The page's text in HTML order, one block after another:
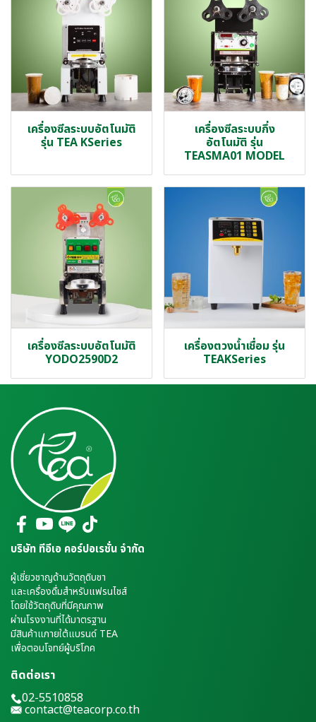
เครื่องซีลระบบอัตโนมัติ
รุ่น TEA KSeries
เครื่องซีลระบบกึ่ง
อัตโนมัติ รุ่น
TEASMA01 MODEL
เครื่องซีลระบบอัตโนมัติ
YODO2590D2
เครื่องตวงน้ำเชื่อม รุ่น
TEAKSeries
บริษัท ทีอีเอ คอร์ปอเรชั่น จำกัด
ผู้เชี่ยวชาญด้านวัตถุดิบชา
และเครื่องดื่มสำหรับแฟรนไชส์
โดยใช้วัตถุดิบที่มีคุณภาพ
ผ่านโรงงานที่ได้มาตรฐาน
มีสินค้าแภายใต้แบรนด์ TEA
เพื่อตอบโจทย์ผู้บริโภค
ติดต่อเรา
02-5510858
contact@teacorp.co.th